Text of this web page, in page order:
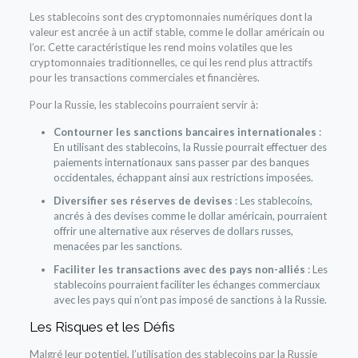
Les stablecoins sont des cryptomonnaies numériques dont la
valeur est ancrée à un actif stable, comme le dollar américain ou
l’or. Cette caractéristique les rend moins volatiles que les
cryptomonnaies traditionnelles, ce qui les rend plus attractifs
pour les transactions commerciales et financières.
Pour la Russie, les stablecoins pourraient servir à:
Contourner les sanctions bancaires internationales :
En utilisant des stablecoins, la Russie pourrait effectuer des
paiements internationaux sans passer par des banques
occidentales, échappant ainsi aux restrictions imposées.
Diversifier ses réserves de devises : Les stablecoins,
ancrés à des devises comme le dollar américain, pourraient
offrir une alternative aux réserves de dollars russes,
menacées par les sanctions.
Faciliter les transactions avec des pays non-alliés : Les
stablecoins pourraient faciliter les échanges commerciaux
avec les pays qui n’ont pas imposé de sanctions à la Russie.
Les Risques et les Défis
Malgré leur potentiel, l’utilisation des stablecoins par la Russie